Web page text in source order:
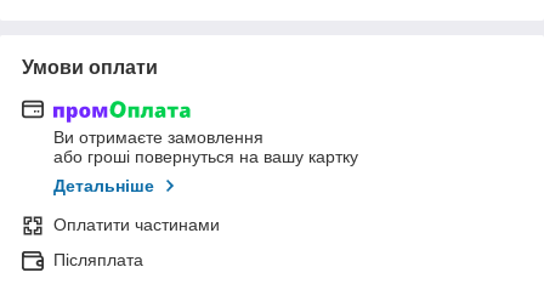
Умови оплати
Ви отримаєте замовлення
або гроші повернуться на вашу картку
Детальніше
Оплатити частинами
Післяплата